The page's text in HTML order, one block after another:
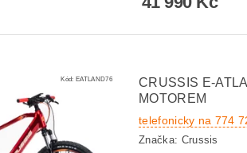
Kód: EATLAND76
CRUSSIS E-
MOTOREM
telefonicky na 774
Značka: Crussis